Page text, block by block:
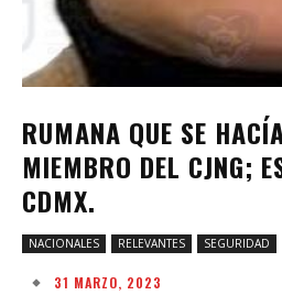
RUMANA QUE SE
MIEMBRO DEL CJNG;
CDMX.
NACIONALES RELEVANTES SEGURIDAD
31 MARZO, 2023